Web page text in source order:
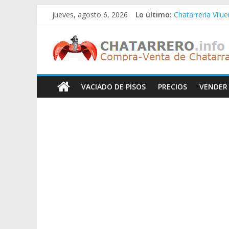
Saltar
contenido
jueves, agosto 6, 2026 Lo último: Chatarreria
Chatarreria
Chatarreria
Chatarreros
–
Precio
VACIADO DE PISOS PRECIOS